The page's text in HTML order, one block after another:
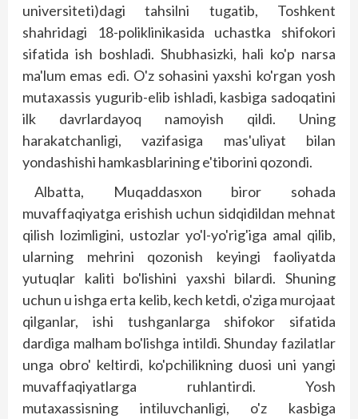
universiteti)dagi tahsilni tugatib, Toshkent
shahridagi 18-poliklinikasida uchastka shifokori
sifatida ish boshladi. Shubhasizki, hali ko'p narsa
ma'lum emas edi. O'z sohasini yaxshi ko'rgan yosh
mutaxassis yugurib-elib ishladi, kasbiga sadoqatini
ilk davrlardayoq namoyish qildi. Uning
harakatchanligi, vazifasiga mas'uliyat bilan
yondashishi hamkasblarining e'tiborini qozondi.
Albatta, Muqaddasxon biror sohada
muvaffaqiyatga erishish uchun sidqidildan mehnat
qilish lozimligini, ustozlar yo'l-yo'rig'iga amal qilib,
ularning mehrini qozonish keyingi faoliyatda
yutuqlar kaliti bo'lishini yaxshi bilardi. Shuning
uchun u ishga erta kelib, kech ketdi, o'ziga murojaat
qilganlar, ishi tushganlarga shifokor sifatida
dardiga malham bo'lishga intildi. Shunday fazilatlar
unga obro' keltirdi, ko'pchilikning duosi uni yangi
muvaffaqiyatlarga ruhlantirdi. Yosh
mutaxassisning intiluvchanligi, o'z kasbiga